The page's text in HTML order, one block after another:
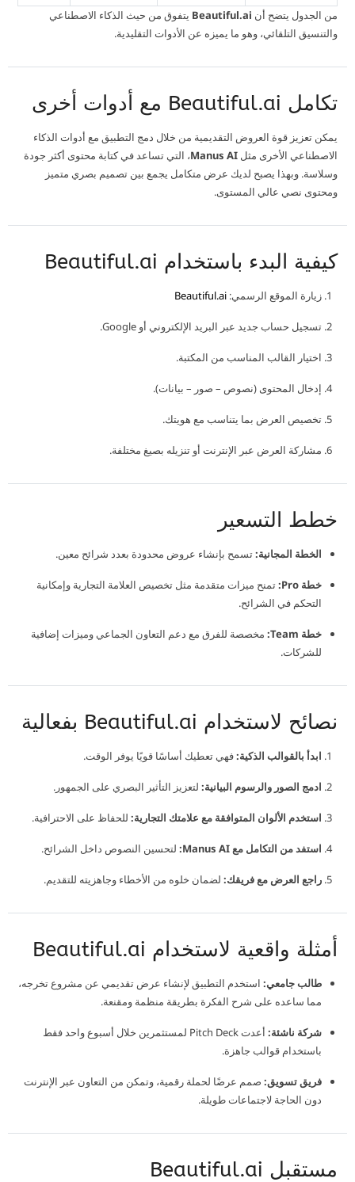
من الجدول يتضح أن Beautiful.ai يتفوق من حيث الذكاء الاصطناعي
والتنسيق التلقائي، وهو ما يميزه عن الأدوات التقليدية.
تكامل Beautiful.ai مع أدوات أخرى
يمكن تعزيز قوة العروض التقديمية من خلال دمج التطبيق مع أدوات الذكاء
الاصطناعي الأخرى مثل Manus AI، التي تساعد في كتابة محتوى أكثر جودة
وسلاسة. وبهذا يصبح لديك عرض متكامل يجمع بين تصميم بصري متميز
ومحتوى نصي عالي المستوى.
كيفية البدء باستخدام Beautiful.ai
زيارة الموقع الرسمي: Beautiful.ai
تسجيل حساب جديد عبر البريد الإلكتروني أو Google.
اختيار القالب المناسب من المكتبة.
إدخال المحتوى (نصوص – صور – بيانات).
تخصيص العرض بما يتناسب مع هويتك.
مشاركة العرض عبر الإنترنت أو تنزيله بصيغ مختلفة.
خطط التسعير
الخطة المجانية:تسمح بإنشاء عروض محدودة بعدد شرائح معين.
خطة Pro:
تمنح ميزات متقدمة مثل تخصيص العلامة التجارية وإمكانية
التحكم في الشرائح.
خطة Team:
مخصصة للفرق مع دعم التعاون الجماعي وميزات إضافية
للشركات.
نصائح لاستخدام Beautiful.ai بفعالية
ابدأ بالقوالب الذكية:فهي تعطيك أساسًا قويًا يوفر الوقت.
ادمج الصور والرسوم البيانية:لتعزيز التأثير البصري على الجمهور.
استخدم الألوان المتوافقة مع علامتك التجارية:للحفاظ على الاحترافية.
استفد من التكامل مع Manus AI: لتحسين النصوص داخل الشرائح.
راجع العرض مع فريقك:لضمان خلوه من الأخطاء وجاهزيته للتقديم.
أمثلة واقعية لاستخدام Beautiful.ai
طالب جامعي:استخدم التطبيق لإنشاء عرض تقديمي عن مشروع تخرجه،
مما ساعده على شرح الفكرة بطريقة منظمة ومقنعة.
شركة ناشئة:
أعدت Pitch Deck لمستثمرين خلال أسبوع واحد فقط
باستخدام قوالب جاهزة.
فريق تسويق:صمم عرضًا لحملة رقمية، وتمكن من التعاون عبر الإنترنت
دون الحاجة لاجتماعات طويلة.
مستقبل Beautiful.ai